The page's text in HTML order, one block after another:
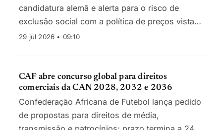
candidatura alemã e alerta para o risco de
exclusão social com a política de preços vista
em 2026.
29 jul 2026 • 09:10
CAF abre concurso global para direitos
comerciais da CAN 2028, 2032 e 2036
Confederação Africana de Futebol lança pedido
de propostas para direitos de média,